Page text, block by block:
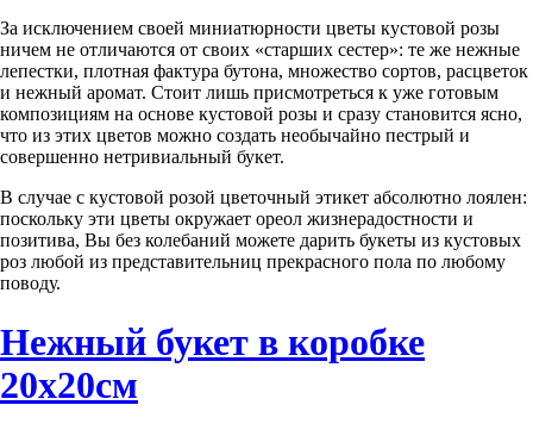
За исключением своей миниатюрности цветы кустовой розы
ничем не отличаются от своих «старших сестер»: те же нежные
лепестки, плотная фактура бутона, множество сортов, расцветок
и нежный аромат. Стоит лишь присмотреться к уже готовым
композициям на основе кустовой розы и сразу становится ясно,
что из этих цветов можно создать необычайно пестрый и
совершенно нетривиальный букет.
В случае с кустовой розой цветочный этикет абсолютно лоялен:
поскольку эти цветы окружает ореол жизнерадостности и
позитива, Вы без колебаний можете дарить букеты из кустовых
роз любой из представительниц прекрасного пола по любому
поводу.
Нежный букет в коробке
20х20см